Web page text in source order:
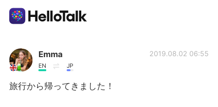
Приложение для Языкового Обмена
AI Grammar Checker
Emma
EN JP
2019.08.02 06:55
旅行から帰ってきました！